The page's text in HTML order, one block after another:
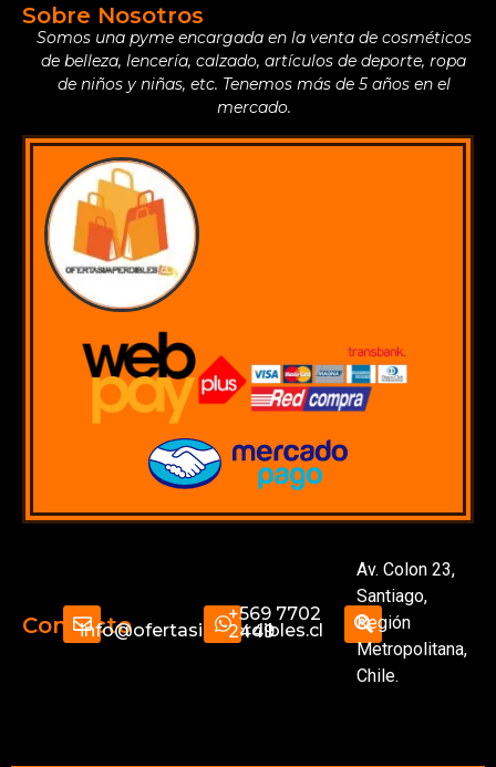
Sobre Nosotros
Somos una pyme encargada en la venta de cosméticos
de belleza, lencería, calzado, artículos de deporte, ropa
de niños y niñas, etc. Tenemos más de 5 años en el
mercado.
Contactoinfo@ofertasimperdibles.cl
+569 7702
2449
Av. Colon 23,
Santiago,
Región
Metropolitana,
Chile.